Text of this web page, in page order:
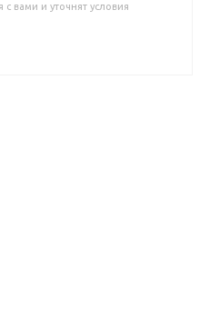
с вами и уточнят условия